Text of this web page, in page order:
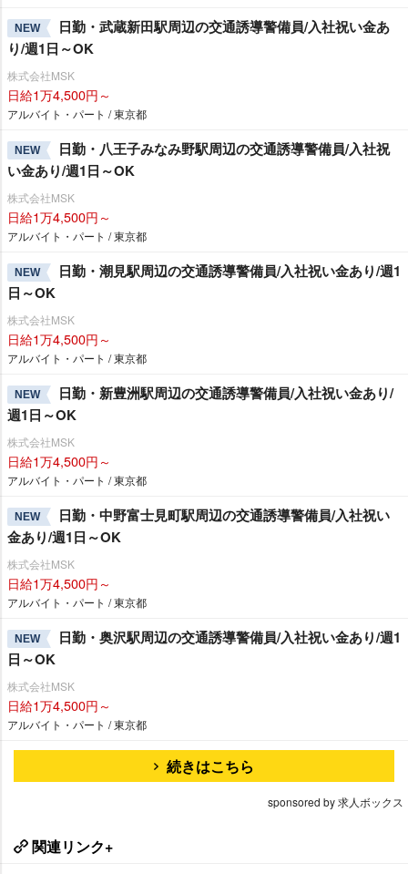
NEW
日勤・武蔵新田駅周辺の交通誘導警備員/入社祝い金あ
り/週1日～OK
株式会社MSK
日給1万4,500円～
アルバイト・パート / 東京都
NEW
日勤・八王子みなみ野駅周辺の交通誘導警備員/入社祝
い金あり/週1日～OK
株式会社MSK
日給1万4,500円～
アルバイト・パート / 東京都
NEW
日勤・潮見駅周辺の交通誘導警備員/入社祝い金あり/週1
日～OK
株式会社MSK
日給1万4,500円～
アルバイト・パート / 東京都
NEW
日勤・新豊洲駅周辺の交通誘導警備員/入社祝い金あり/
週1日～OK
株式会社MSK
日給1万4,500円～
アルバイト・パート / 東京都
NEW
日勤・中野富士見町駅周辺の交通誘導警備員/入社祝い
金あり/週1日～OK
株式会社MSK
日給1万4,500円～
アルバイト・パート / 東京都
NEW
日勤・奥沢駅周辺の交通誘導警備員/入社祝い金あり/週1
日～OK
株式会社MSK
日給1万4,500円～
アルバイト・パート / 東京都
続きはこちら
sponsored by 求人ボックス
関連リンク+